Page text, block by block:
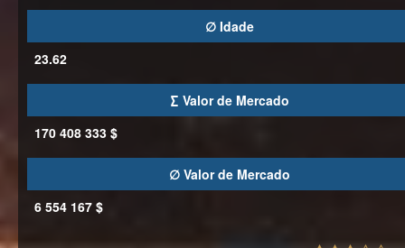
∅ Idade
23.62
∑ Valor de Mercado
170 408 333 $
∅ Valor de Mercado
6 554 167 $